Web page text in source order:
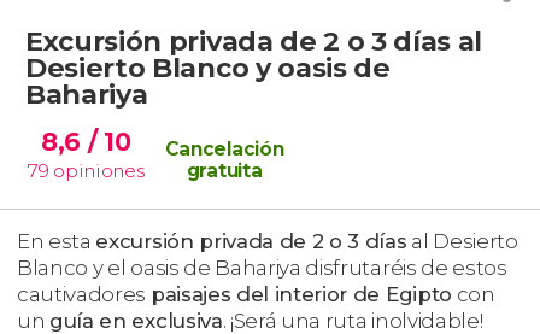
Excursión privada de 2 o 3 días al
Desierto Blanco y oasis de
Bahariya
8,6 / 10
79 opiniones
Cancelación
gratuita
En esta excursión privada de 2 o 3 días al Desierto
Blanco y el oasis de Bahariya disfrutaréis de estos
cautivadores paisajes del interior de Egipto con
un guía en exclusiva. ¡Será una ruta inolvidable!